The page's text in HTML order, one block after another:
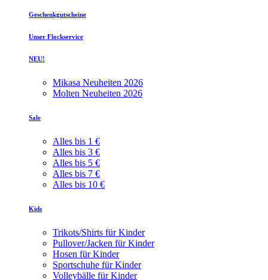
Geschenkgutscheine
Unser Flockservice
NEU!
Mikasa Neuheiten 2026
Molten Neuheiten 2026
Sale
Alles bis 1 €
Alles bis 3 €
Alles bis 5 €
Alles bis 7 €
Alles bis 10 €
Kids
Trikots/Shirts für Kinder
Pullover/Jacken für Kinder
Hosen für Kinder
Sportschuhe für Kinder
Volleybälle für Kinder